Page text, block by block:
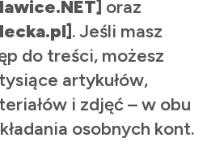
oraz
. Jeśli masz
do treści, możesz
artykułów,
i zdjęć – w obu
osobnych kont.